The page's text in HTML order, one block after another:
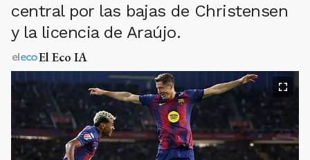
central por las bajas de Christensen
y la licencia de Araújo.
El Eco IA